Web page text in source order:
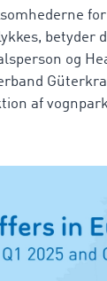
betyder
og
af